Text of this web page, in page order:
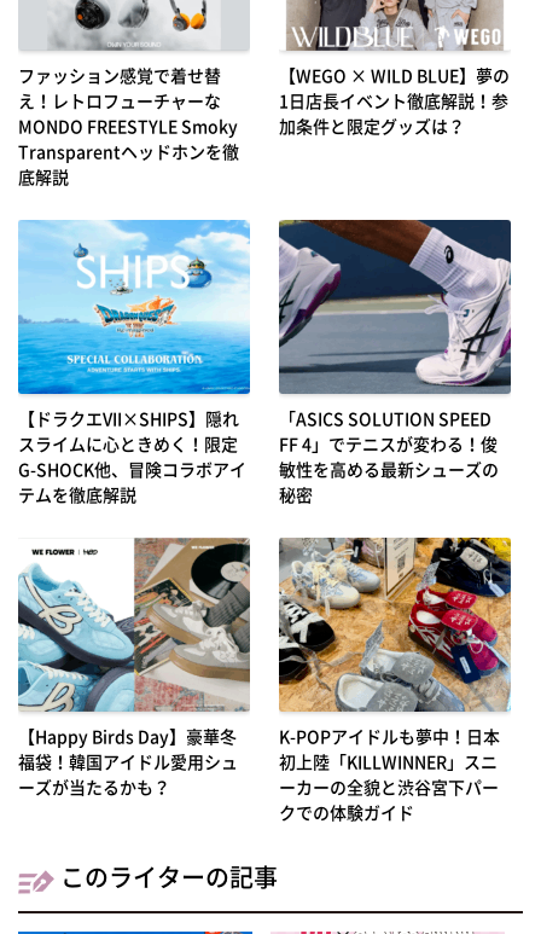
ファッション感覚で着せ替
え！レトロフューチャーな
MONDO FREESTYLE Smoky
Transparentヘッドホンを徹
底解説
【WEGO × WILD BLUE】夢の
1日店長イベント徹底解説！参
加条件と限定グッズは？
【ドラクエVII×SHIPS】隠れ
スライムに心ときめく！限定
G-SHOCK他、冒険コラボアイ
テムを徹底解説
「ASICS SOLUTION SPEED
FF 4」でテニスが変わる！俊
敏性を高める最新シューズの
秘密
【Happy Birds Day】豪華冬
福袋！韓国アイドル愛用シュ
ーズが当たるかも？
K-POPアイドルも夢中！日本
初上陸「KILLWINNER」スニ
ーカーの全貌と渋谷宮下パー
クでの体験ガイド
このライターの記事